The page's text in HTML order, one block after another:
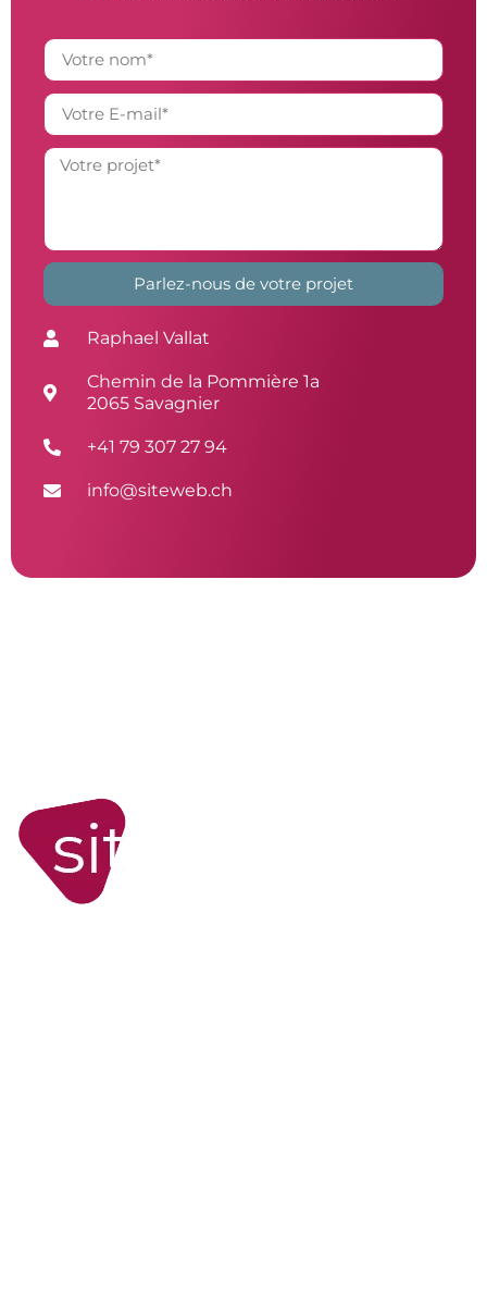
Parlez-nous de votre projet
Raphael Vallat
Chemin de la Pommière 1a
2065 Savagnier
+41 79 307 27 94
info@siteweb.ch